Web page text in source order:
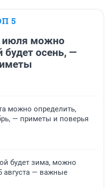
5
июля можно
будет осень, —
можно определить,
— приметы и поверья
будет зима, можно
августа — важные